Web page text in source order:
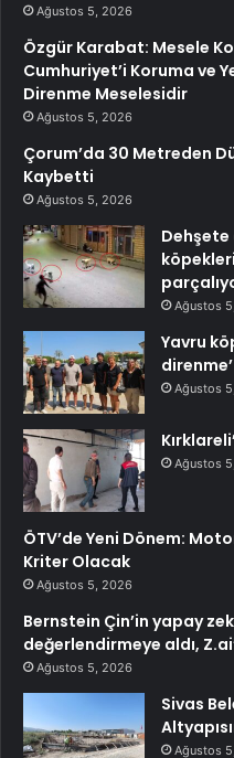
Ağustos 5, 2026
Özgür Karabat: Mesele
Cumhuriyet’i Koruma ve
Direnme Meselesidir
Ağustos 5, 2026
Çorum’da 30 Metreden
Kaybetti
Ağustos 5, 2026
Dehşete
Ağustos
Yavru
Ağustos
Ağustos
ÖTV’de Yeni Dönem:
Kriter Olacak
Ağustos 5, 2026
Bernstein Çin’in yapay
değerlendirmeye aldı,
Ağustos 5, 2026
Sivas
Ağustos